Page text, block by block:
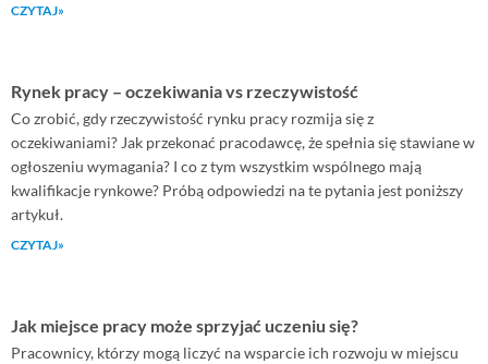
CZYTAJ»
Rynek pracy – oczekiwania vs rzeczywistość
Co zrobić, gdy rzeczywistość rynku pracy rozmija się z
oczekiwaniami? Jak przekonać pracodawcę, że spełnia się stawiane w
ogłoszeniu wymagania? I co z tym wszystkim wspólnego mają
kwalifikacje rynkowe? Próbą odpowiedzi na te pytania jest poniższy
artykuł.
CZYTAJ»
Jak miejsce pracy może sprzyjać uczeniu się?
Pracownicy, którzy mogą liczyć na wsparcie ich rozwoju w miejscu